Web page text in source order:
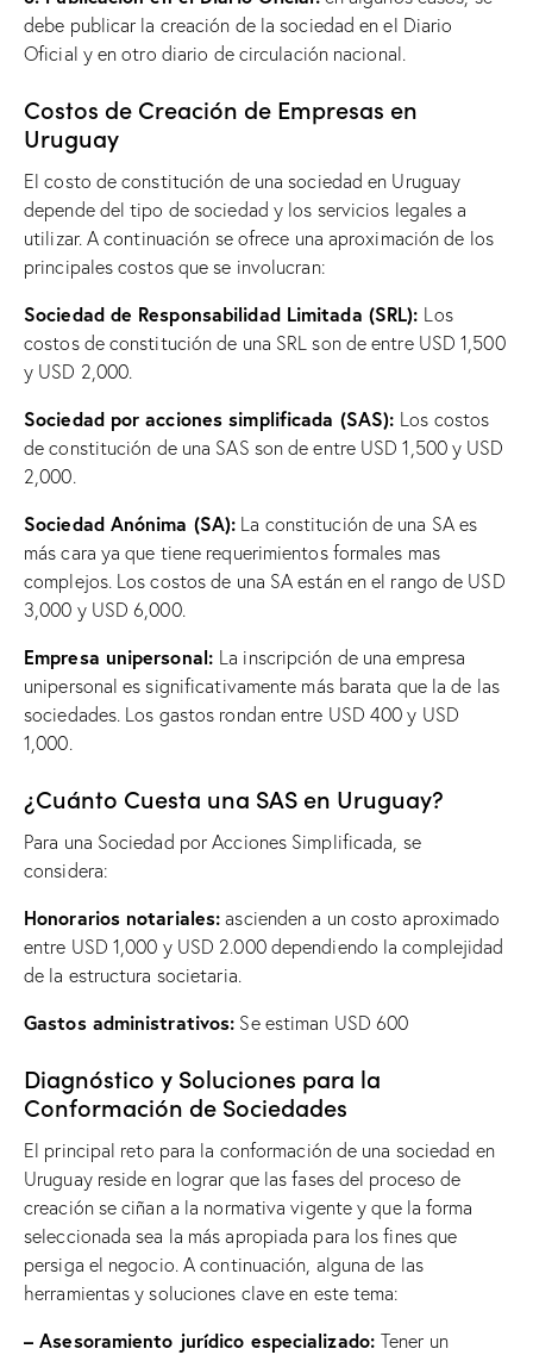
debe publicar la creación de la sociedad en el Diario
Oficial y en otro diario de circulación nacional.
Costos de Creación de Empresas en
Uruguay
El costo de constitución de una sociedad en Uruguay
depende del tipo de sociedad y los servicios legales a
utilizar. A continuación se ofrece una aproximación de los
principales costos que se involucran:
Sociedad de Responsabilidad Limitada (SRL): Los
costos de constitución de una SRL son de entre USD 1,500
y USD 2,000.
Sociedad por acciones simplificada (SAS): Los costos
de constitución de una SAS son de entre USD 1,500 y USD
2,000.
Sociedad Anónima (SA): La constitución de una SA es
más cara ya que tiene requerimientos formales mas
complejos. Los costos de una SA están en el rango de USD
3,000 y USD 6,000.
Empresa unipersonal: La inscripción de una empresa
unipersonal es significativamente más barata que la de las
sociedades. Los gastos rondan entre USD 400 y USD
1,000.
¿Cuánto Cuesta una SAS en Uruguay?
Para una Sociedad por Acciones Simplificada, se
considera:
Honorarios notariales: ascienden a un costo aproximado
entre USD 1,000 y USD 2.000 dependiendo la complejidad
de la estructura societaria.
Gastos administrativos: Se estiman USD 600
Diagnóstico y Soluciones para la
Conformación de Sociedades
El principal reto para la conformación de una sociedad en
Uruguay reside en lograr que las fases del proceso de
creación se ciñan a la normativa vigente y que la forma
seleccionada sea la más apropiada para los fines que
persiga el negocio. A continuación, alguna de las
herramientas y soluciones clave en este tema:
– Asesoramiento jurídico especializado: Tener un